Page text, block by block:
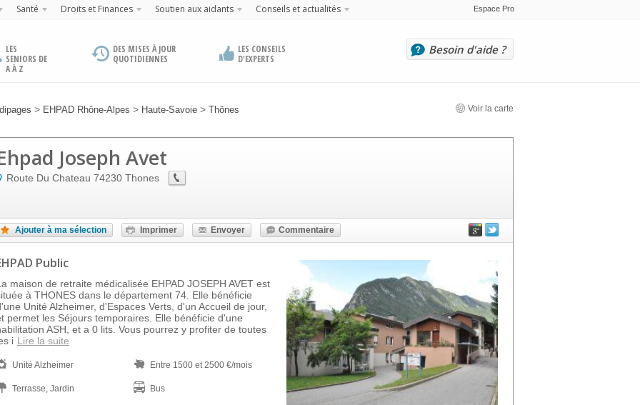
Santé Droits et Finances Soutien aux aidants Conseils et actualités Espace Pro
LES
SENIORS DE
A À Z
DES MISES À JOUR
QUOTIDIENNES
LES CONSEILS
D'EXPERTS
Besoin d'aide ?
> EHPAD Rhône-Alpes > Haute-Savoie > Thônes Voir la carte
Joseph Avet
Route Du Chateau 74230 Thones
Ajouter à ma sélection Imprimer Envoyer Commentaire
Public
maison de retraite médicalisée EHPAD JOSEPH AVET est
à THONES dans le département 74. Elle bénéficie
Unité Alzheimer, d'Espaces Verts, d'un Accueil de jour,
permet les Séjours temporaires. Elle bénéficie d'une
ASH, et a 0 lits. Vous pourrez y profiter de toutes
i Lire la suite
Unité Alzheimer Entre 1500 et 2500 €/mois
Terrasse, Jardin Bus